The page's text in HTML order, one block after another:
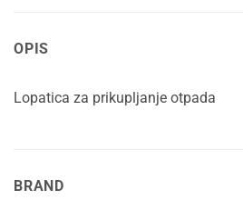
OPIS
Lopatica za prikupljanje otpada
BRAND